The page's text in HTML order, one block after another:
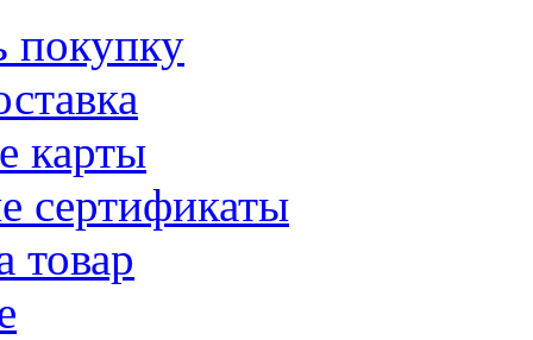
покупку
карты
сертификаты
товар